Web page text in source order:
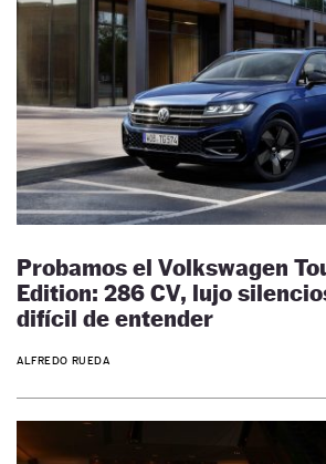
Probamos el Volkswagen
Edition: 286 CV, lujo
difícil de entender
ALFREDO RUEDA